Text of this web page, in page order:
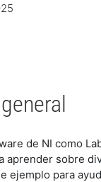
de NI como
aprender sobre
ejemplo para